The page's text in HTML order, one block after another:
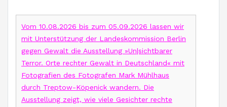
Vom 10.08.2026 bis zum 05.09.2026 lassen wir
mit Unterstützung der Landeskommission Berlin
gegen Gewalt die Ausstellung »Un|sichtbarer
Terror. Orte rechter Gewalt in Deutschland« mit
Fotografien des Fotografen Mark Mühlhaus
durch Treptow-Köpenick wandern. Die
Ausstellung zeigt, wie viele Gesichter rechte